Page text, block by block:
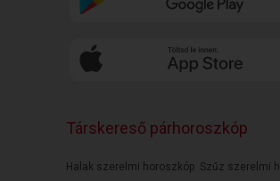
Társkereső párhoroszkóp
Halak szerelmi horoszkóp Szűz szerelmi